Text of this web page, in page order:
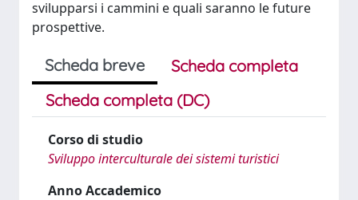
svilupparsi i cammini e quali saranno le future
prospettive.
Scheda breve
Scheda completa
Scheda completa (DC)
Corso di studio
Sviluppo interculturale dei sistemi turistici
Anno Accademico